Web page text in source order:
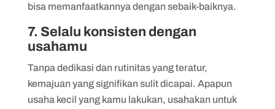
bisa memanfaatkannya dengan sebaik-baiknya.
7. Selalu konsisten dengan
usahamu
Tanpa dedikasi dan rutinitas yang teratur,
kemajuan yang signifikan sulit dicapai. Apapun
usaha kecil yang kamu lakukan, usahakan untuk